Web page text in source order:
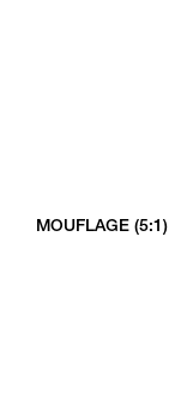
MOUFLAGE (5:1)